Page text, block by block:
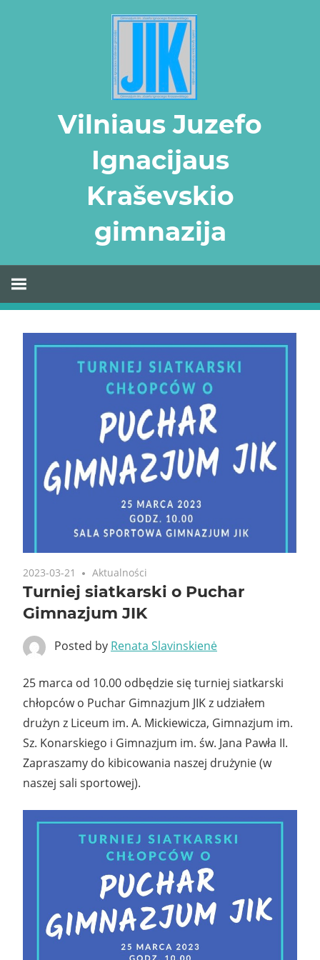
Vilniaus Juzefo
Ignacijaus
Kraševskio
gimnazija
2023-03-21 Aktualności
Turniej siatkarski o Puchar
Gimnazjum JIK
Posted by Renata Slavinskienė
25 marca od 10.00 odbędzie się turniej siatkarski
chłopców o Puchar Gimnazjum JIK z udziałem
drużyn z Liceum im. A. Mickiewicza, Gimnazjum im.
Sz. Konarskiego i Gimnazjum im. św. Jana Pawła II.
Zapraszamy do kibicowania naszej drużynie (w
naszej sali sportowej).